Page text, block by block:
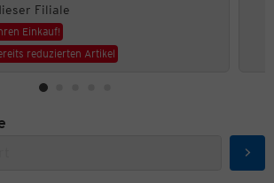
Filiale
Einkauf!
reduzierten Artikel